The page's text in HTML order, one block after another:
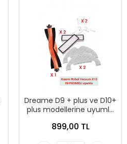
Dreame D9 + plus ve D10+
plus modellerine uyumlu
899,00 TL